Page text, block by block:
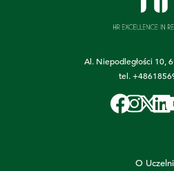
Al. Niepodległości 10,
tel.
O Uczelni